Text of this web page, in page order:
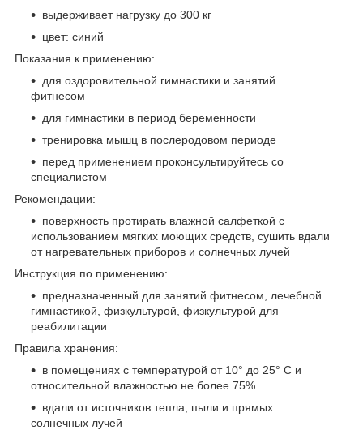
выдерживает нагрузку до 300 кг
цвет: синий
Показания к применению:
для оздоровительной гимнастики и занятий
фитнесом
для гимнастики в период беременности
тренировка мышц в послеродовом периоде
перед применением проконсультируйтесь со
специалистом
Рекомендации:
поверхность протирать влажной салфеткой с
использованием мягких моющих средств, сушить вдали
от нагревательных приборов и солнечных лучей
Инструкция по применению:
предназначенный для занятий фитнесом, лечебной
гимнастикой, физкультурой, физкультурой для
реабилитации
Правила хранения:
в помещениях с температурой от 10° до 25° С и
относительной влажностью не более 75%
вдали от источников тепла, пыли и прямых
солнечных лучей